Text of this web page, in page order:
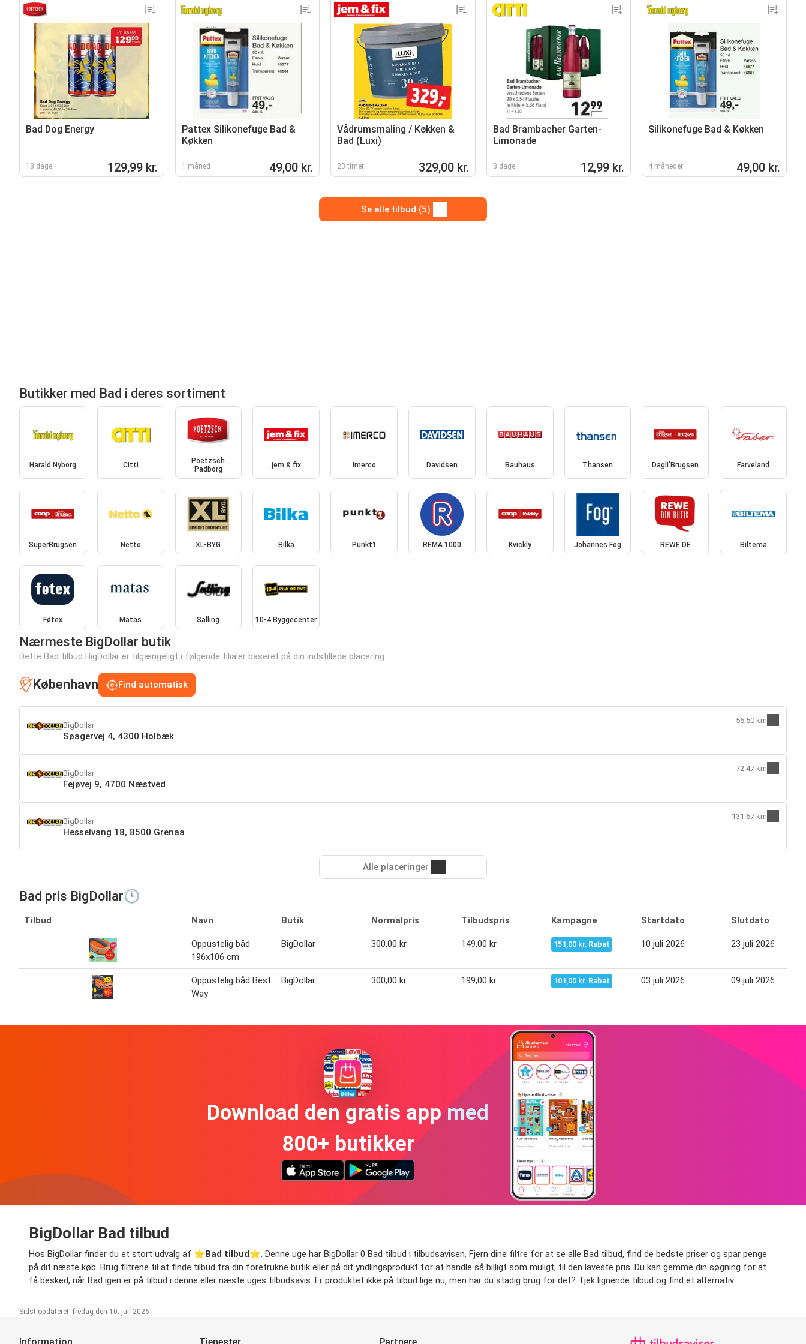
Bad Dog Energy
18 dage 129,99 kr.
Pattex Silikonefuge Bad &
Køkken
1 måned 49,00 kr.
Vådrumsmaling / Køkken &
Bad (Luxi)
23 timer 329,00 kr.
Bad Brambacher Garten-
Limonade
3 dage 12,99 kr.
Silikonefuge Bad & Køkken
4 måneder 49,00 kr.
Se alle tilbud (5)
Butikker med Bad i deres sortiment
Harald Nyborg Citti
Poetzsch
Padborg
jem & fix Imerco Davidsen Bauhaus Thansen Dagli'Brugsen Farveland
SuperBrugsen Netto XL-BYG Bilka Punkt1 REMA 1000 Kvickly Johannes Fog REWE DE Biltema
Føtex Matas Salling 10-4 Byggecenter
Nærmeste BigDollar butik
Dette Bad tilbud BigDollar er tilgængeligt i følgende filialer baseret på din indstillede placering:
København Find automatisk
BigDollar
Søagervej 4, 4300 Holbæk
56.50 km
BigDollar
Fejøvej 9, 4700 Næstved
72.47 km
BigDollar
Hesselvang 18, 8500 Grenaa
131.67 km
Alle placeringer
Bad pris BigDollar🕒
Tilbud Navn Butik Normalpris Tilbudspris Kampagne Startdato Slutdato
Oppustelig båd
196x106 cm
BigDollar 300,00 kr. 149,00 kr. 151,00 kr. Rabat 10 juli 2026 23 juli 2026
Oppustelig båd Best
Way
BigDollar 300,00 kr. 199,00 kr. 101,00 kr. Rabat 03 juli 2026 09 juli 2026
Download den gratis app med
800+ butikker
BigDollar Bad tilbud
Hos BigDollar finder du et stort udvalg af ⭐️Bad tilbud⭐️. Denne uge har BigDollar 0 Bad tilbud i tilbudsavisen. Fjern dine filtre for at se alle Bad tilbud, find de bedste priser og spar penge
på dit næste køb. Brug filtrene til at finde tilbud fra din foretrukne butik eller på dit yndlingsprodukt for at handle så billigt som muligt, til den laveste pris. Du kan gemme din søgning for at
få besked, når Bad igen er på tilbud i denne eller næste uges tilbudsavis. Er produktet ikke på tilbud lige nu, men har du stadig brug for det? Tjek lignende tilbud og find et alternativ.
Sidst opdateret: fredag den 10. juli 2026